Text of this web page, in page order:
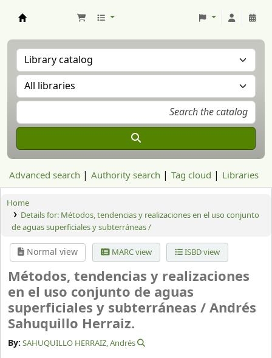
Advanced search Authority search Tag cloud Libraries
Home
Details for: Métodos, tendencias y realizaciones en el uso conjunto
de aguas superficiales y subterráneas /
Normal view MARC view ISBD view
Métodos, tendencias y realizaciones
en el uso conjunto de aguas
superficiales y subterráneas /Andrés
Sahuquillo Herraiz.
By: SAHUQUILLO HERRAIZ, Andrés